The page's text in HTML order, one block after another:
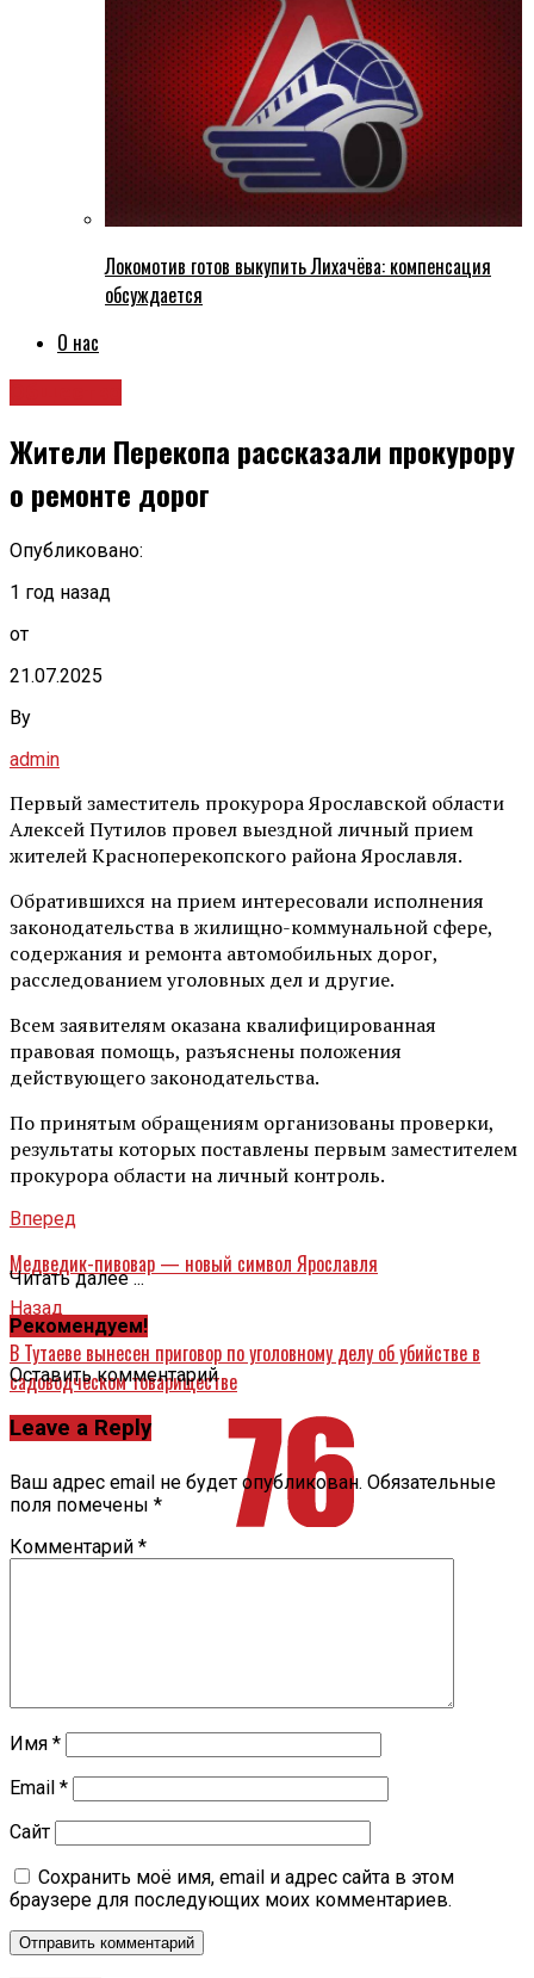
Локомотив готов выкупить Лихачёва: компенсация
обсуждается
О нас
Жители Перекопа рассказали прокурору
о ремонте дорог
Опубликовано:
1 год назад
от
21.07.2025
By
admin
Первый заместитель прокурора Ярославской области
Алексей Путилов провел выездной личный прием
жителей Красноперекопского района Ярославля.
Обратившихся на прием интересовали исполнения
законодательства в жилищно-коммунальной сфере,
содержания и ремонта автомобильных дорог,
расследованием уголовных дел и другие.
Всем заявителям оказана квалифицированная
правовая помощь, разъяснены положения
действующего законодательства.
По принятым обращениям организованы проверки,
результаты которых поставлены первым заместителем
прокурора области на личный контроль.
Вперед
Медведик-пивовар — новый символ Ярославля
Назад
В Тутаеве вынесен приговор по уголовному делу об убийстве в
садоводческом товариществе
Читать далее ...
Рекомендуем!
Оставить комментарий
Leave a Reply
Ваш адрес email не будет опубликован. Обязательные
поля помечены *
Комментарий *
Имя *
Email *
Сайт
Сохранить моё имя, email и адрес сайта в этом
браузере для последующих моих комментариев.